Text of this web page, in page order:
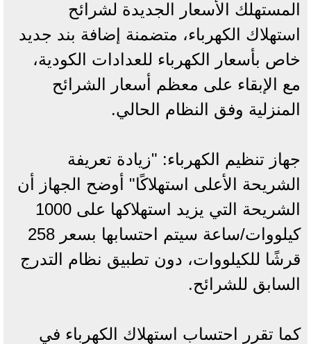
المستهلك الأسعار الجديدة لشرائح
استهلاك الكهرباء، متضمنة إضافة بند جديد
خاص بأسعار الكهرباء للعدادات الكودية،
مع الإبقاء على معظم أسعار الشرائح
المنزلية وفق النظام الحالي.
جهاز تنظيم الكهرباء: "زيادة تعريفة
الشريحة الأعلى استهلاكًا" أوضح الجهاز أن
الشريحة التي يزيد استهلاكها على 1000
كيلووات/ساعة سيتم احتسابها بسعر 258
قرشًا للكيلووات، دون تطبيق نظام التدرج
السابق للشرائح.
كما تقرر احتساب استهلاك الكهرباء في